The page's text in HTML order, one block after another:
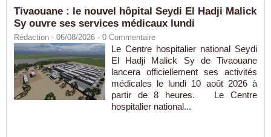
Tivaouane : le nouvel hôpital Seydi El Hadji Malick
Sy ouvre ses services médicaux lundi
Rédaction - 06/08/2026 - 0 Commentaire
Le Centre hospitalier national Seydi
El Hadji Malick Sy de Tivaouane
lancera officiellement ses activités
médicales le lundi 10 août 2026 à
partir de 8 heures. Le Centre
hospitalier national...